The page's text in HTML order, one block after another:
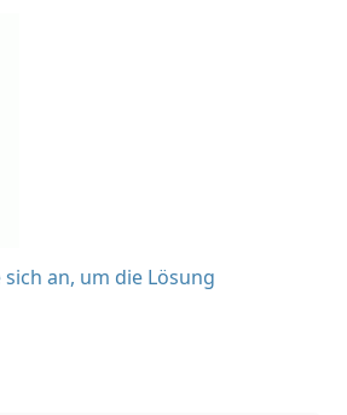
an, um die Lösung